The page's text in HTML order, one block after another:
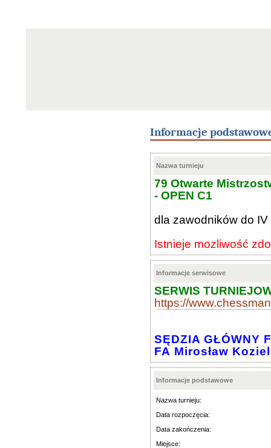
Informacje
Nazwa turnieju
79 Otwarte
- OPEN C1
dla zawodników do
Istnieje mozliwość
Informacje serwisowe
SERWIS
https://
SĘDZIA GŁÓWNY
FA Mirosław
Informacje podstawowe
Nazwa turnieju:
Data rozpoczęcia:
Data zakończenia:
Miejsce: